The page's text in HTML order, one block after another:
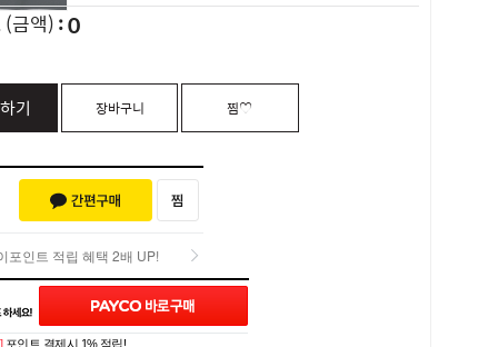
(금액) 0
기 장바구니 찜♡
포인트 적립 혜택 2배 UP!
포인트 적립 혜택 2배 UP!
포인트 결제시 1% 적립!
(0)